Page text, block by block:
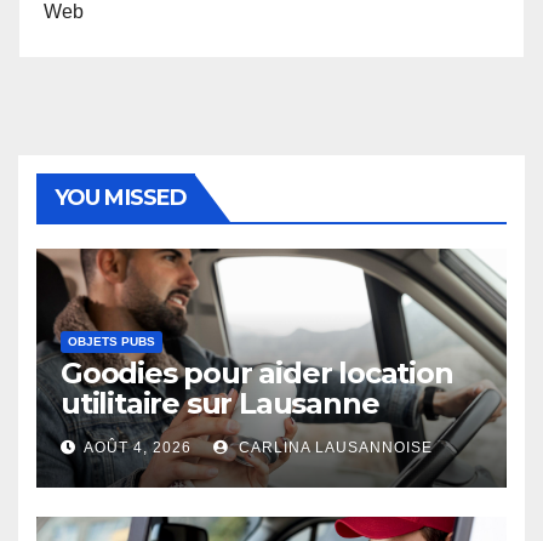
Web
YOU MISSED
OBJETS PUBS
Goodies pour aider location
utilitaire sur Lausanne
AOÛT 4, 2026 CARLINA LAUSANNOISE